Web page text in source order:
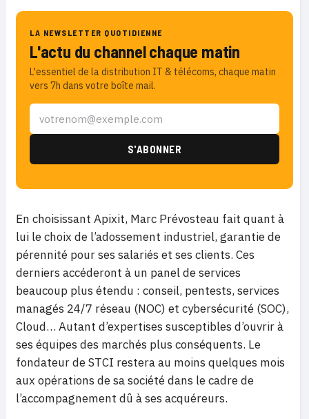
LA NEWSLETTER QUOTIDIENNE
L'actu du channel chaque matin
L'essentiel de la distribution IT & télécoms, chaque matin
vers 7h dans votre boîte mail.
En choisissant Apixit, Marc Prévosteau fait quant à
lui le choix de l’adossement industriel, garantie de
pérennité pour ses salariés et ses clients. Ces
derniers accéderont à un panel de services
beaucoup plus étendu : conseil, pentests, services
managés 24/7 réseau (NOC) et cybersécurité (SOC),
Cloud… Autant d’expertises susceptibles d’ouvrir à
ses équipes des marchés plus conséquents. Le
fondateur de STCI restera au moins quelques mois
aux opérations de sa société dans le cadre de
l’accompagnement dû à ses acquéreurs.